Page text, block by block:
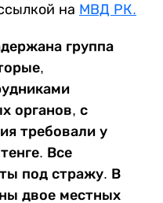
на МВД РК.
группа
органов, с
требовали у
Все
под стражу. В
двое местных